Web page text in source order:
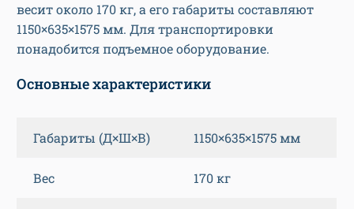
весит около 170 кг, а его габариты составляют
1150×635×1575 мм. Для транспортировки
понадобится подъемное оборудование.
Основные характеристики
Габариты (Д×Ш×В) 1150×635×1575 мм
Вес 170 кг